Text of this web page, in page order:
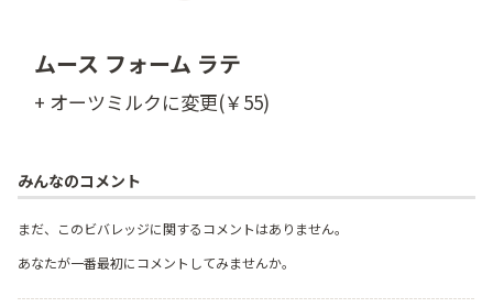
ムース フォーム ラテ
+ オーツミルクに変更(￥55)
みんなのコメント
まだ、このビバレッジに関するコメントはありません。
あなたが一番最初にコメントしてみませんか。